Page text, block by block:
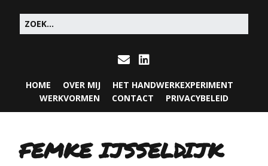
HOME OVER MIJ
HET HANDWERKEXPERIMENT
WERKVORMEN
CONTACT PRIVACYBELEID
FEMKE IJSSELDIJK